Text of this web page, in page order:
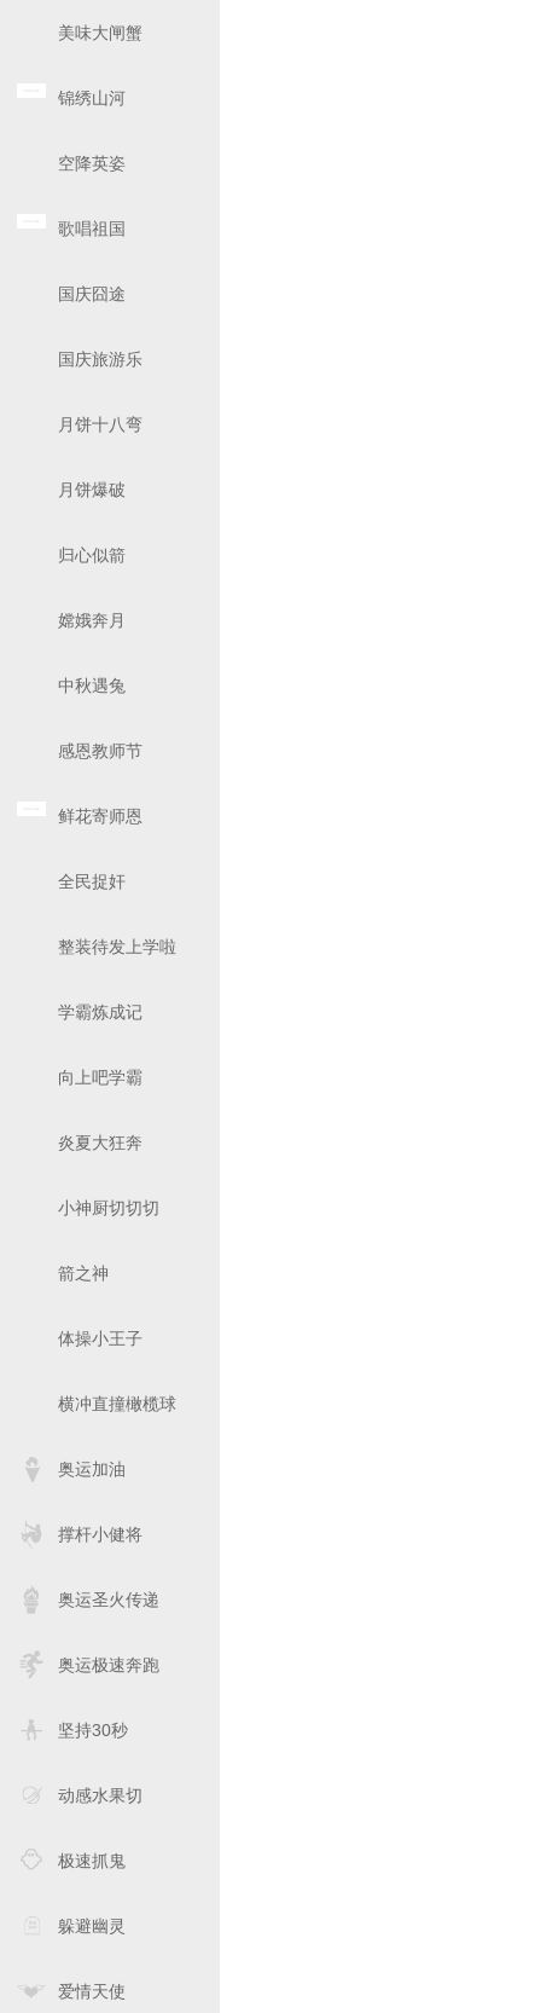
美味大闸蟹
锦绣山河
空降英姿
歌唱祖国
国庆囧途
国庆旅游乐
月饼十八弯
月饼爆破
归心似箭
嫦娥奔月
中秋遇兔
感恩教师节
鲜花寄师恩
全民捉奸
整装待发上学啦
学霸炼成记
向上吧学霸
炎夏大狂奔
小神厨切切切
箭之神
体操小王子
横冲直撞橄榄球
奥运加油
撑杆小健将
奥运圣火传递
奥运极速奔跑
坚持30秒
动感水果切
极速抓鬼
躲避幽灵
爱情天使